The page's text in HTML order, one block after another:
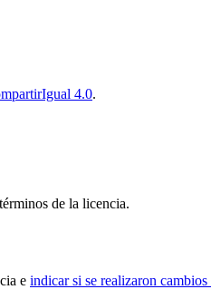
4.0.
de la licencia.
e indicar si se realizaron cambios